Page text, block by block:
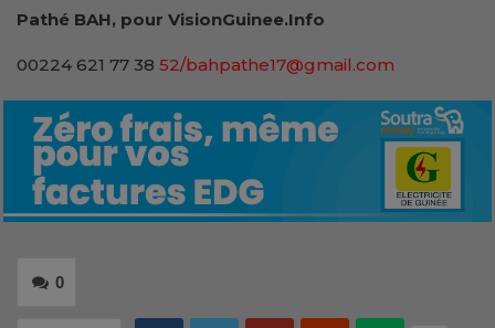
Pathé BAH, pour VisionGuinee.Info
00224 621 77 38 52/bahpathe17@gmail.com
0